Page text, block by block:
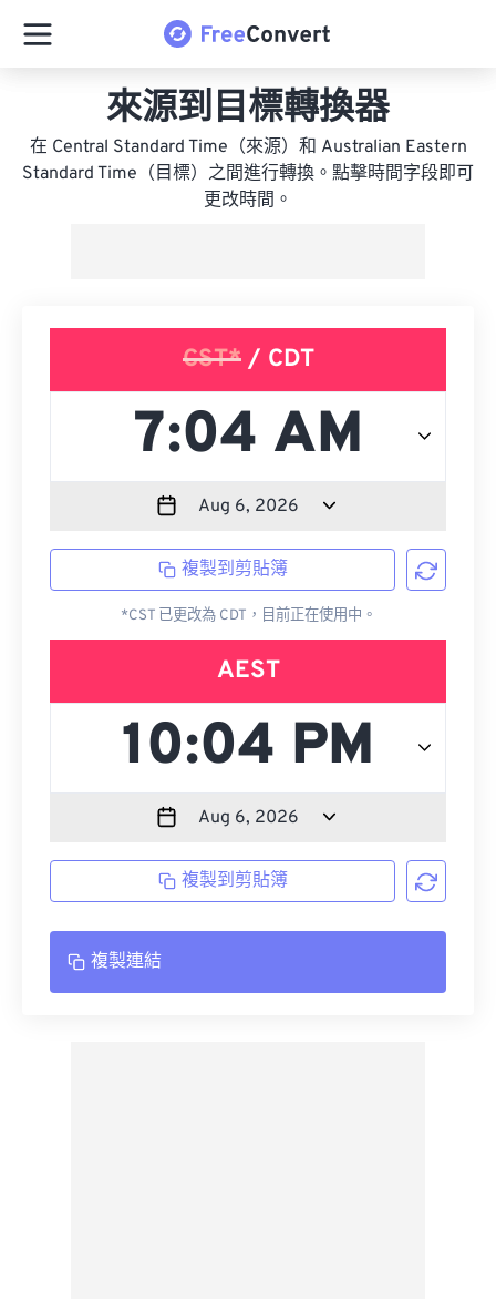
來源到目標轉換器
在 Central Standard Time（來源）和 Australian Eastern
Standard Time（目標）之間進行轉換。點擊時間字段即可
更改時間。
CST*/ CDT
複製到剪貼簿
*CST 已更改為 CDT，目前正在使用中。
AEST
複製到剪貼簿
複製連結